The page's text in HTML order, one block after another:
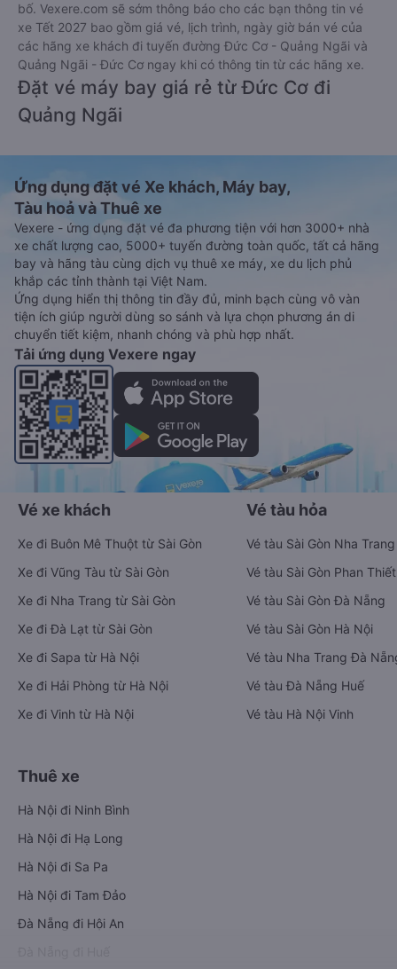
bố. Vexere.com sẽ sớm thông báo cho các bạn thông tin vé
xe Tết 2027 bao gồm giá vé, lịch trình, ngày giờ bán vé của
các hãng xe khách đi tuyến đường Đức Cơ - Quảng Ngãi và
Quảng Ngãi - Đức Cơ ngay khi có thông tin từ các hãng xe.
Đặt vé máy bay giá rẻ từ Đức Cơ đi
Quảng Ngãi
Ứng dụng đặt vé Xe khách, Máy bay,
Tàu hoả và Thuê xe
Vexere - ứng dụng đặt vé đa phương tiện với hơn 3000+ nhà
xe chất lượng cao, 5000+ tuyến đường toàn quốc, tất cả hãng
bay và hãng tàu cùng dịch vụ thuê xe máy, xe du lịch phủ
khắp các tỉnh thành tại Việt Nam.
Ứng dụng hiển thị thông tin đầy đủ, minh bạch cùng vô vàn
tiện ích giúp người dùng so sánh và lựa chọn phương án di
chuyển tiết kiệm, nhanh chóng và phù hợp nhất.
Tải ứng dụng Vexere ngay
Vé xe khách
Xe đi Buôn Mê Thuột từ Sài Gòn
Xe đi Vũng Tàu từ Sài Gòn
Xe đi Nha Trang từ Sài Gòn
Xe đi Đà Lạt từ Sài Gòn
Xe đi Sapa từ Hà Nội
Xe đi Hải Phòng từ Hà Nội
Xe đi Vinh từ Hà Nội
Vé tàu hỏa
Vé tàu Sài Gòn Nha Trang
Vé tàu Sài Gòn Phan Thiết
Vé tàu Sài Gòn Đà Nẵng
Vé tàu Sài Gòn Hà Nội
Vé tàu Nha Trang Đà
Vé tàu Đà Nẵng Huế
Vé tàu Hà Nội Vinh
Thuê xe
Hà Nội đi Ninh Bình
Hà Nội đi Hạ Long
Hà Nội đi Sa Pa
Hà Nội đi Tam Đảo
Đà Nẵng đi Hội An